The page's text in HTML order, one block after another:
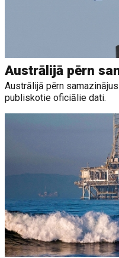
Austrālijā pērn
Austrālijā pērn
publiskotie oficiālie dati.